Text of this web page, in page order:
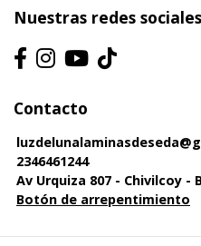
Nuestras redes sociales
Contacto
2346461244
Av Urquiza 807 - Chivilcoy -
Botón de arrepentimiento